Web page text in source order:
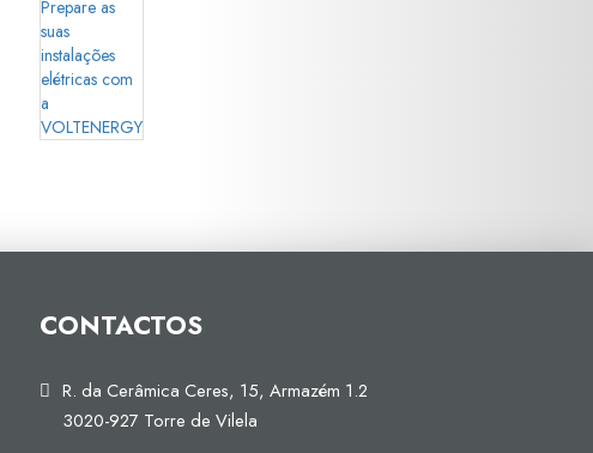
CONTACTOS
R. da Cerâmica Ceres, 15, Armazém 1.2
3020-927 Torre de Vilela